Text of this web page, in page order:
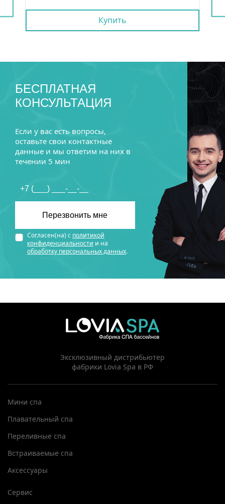
Купить
БЕСПЛАТНАЯ
КОНСУЛЬТАЦИЯ
Если у вас есть вопросы,
оставьте свои контактные
данные и мы ответим на них в
течении 5 мин
Согласен(на) с политикой
конфиденциальности и на
обработку персональных данных.
Эксклюзивный дистрибьютер
фабрики Lovia Spa в РФ
Мини спа
Плавательный спа
Переливные спа
Встраиваемые спа
Аксессуары
Сервис